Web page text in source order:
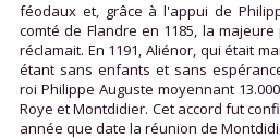
féodaux et, grâce à l'appui de
comté de Flandre en 1185, la
réclamait. En 1191, Aliénor, qui était
étant sans enfants et sans
roi Philippe Auguste moyennant
Roye et Montdidier. Cet accord fut
année que date la réunion de